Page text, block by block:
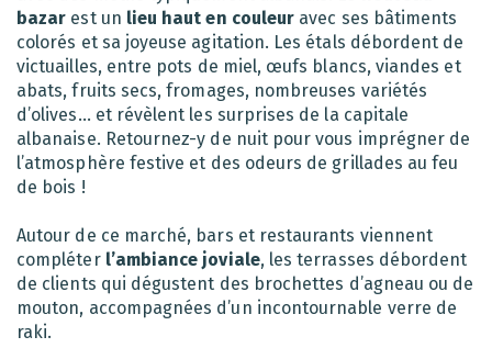
bazar est un lieu haut en couleur avec ses bâtiments
colorés et sa joyeuse agitation. Les étals débordent de
victuailles, entre pots de miel, œufs blancs, viandes et
abats, fruits secs, fromages, nombreuses variétés
d’olives… et révèlent les surprises de la capitale
albanaise. Retournez-y de nuit pour vous imprégner de
l’atmosphère festive et des odeurs de grillades au feu
de bois !
Autour de ce marché, bars et restaurants viennent
compléter l’ambiance joviale, les terrasses débordent
de clients qui dégustent des brochettes d’agneau ou de
mouton, accompagnées d’un incontournable verre de
raki.